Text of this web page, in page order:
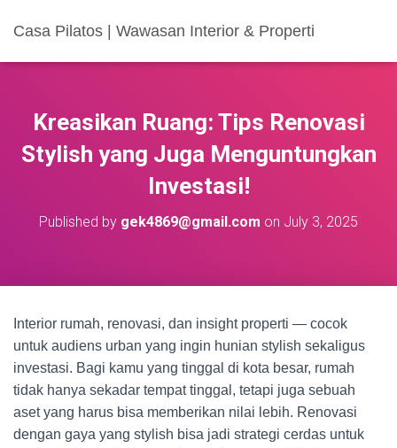
Casa Pilatos | Wawasan Interior & Properti
Kreasikan Ruang: Tips Renovasi
Stylish yang Juga Menguntungkan
Investasi!
Published by gek4869@gmail.com on July 3, 2025
Interior rumah, renovasi, dan insight properti — cocok
untuk audiens urban yang ingin hunian stylish sekaligus
investasi. Bagi kamu yang tinggal di kota besar, rumah
tidak hanya sekadar tempat tinggal, tetapi juga sebuah
aset yang harus bisa memberikan nilai lebih. Renovasi
dengan gaya yang stylish bisa jadi strategi cerdas untuk